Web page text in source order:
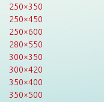
250×350
250×450
250×600
280×550
300×350
300×420
350×400
350×500